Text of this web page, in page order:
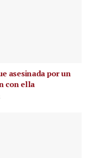
asesinada por un
con ella